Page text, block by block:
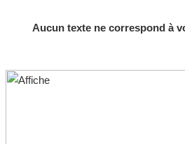
Aucun texte ne correspond à